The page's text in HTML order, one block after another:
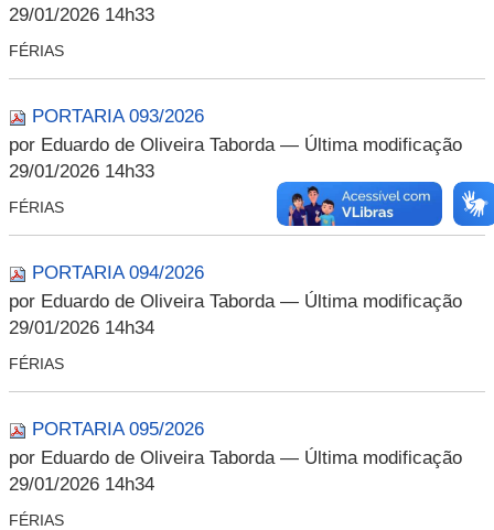
29/01/2026 14h33
FÉRIAS
PORTARIA 093/2026
por Eduardo de Oliveira Taborda — Última modificação
29/01/2026 14h33
FÉRIAS
PORTARIA 094/2026
por Eduardo de Oliveira Taborda — Última modificação
29/01/2026 14h34
FÉRIAS
PORTARIA 095/2026
por Eduardo de Oliveira Taborda — Última modificação
29/01/2026 14h34
FÉRIAS